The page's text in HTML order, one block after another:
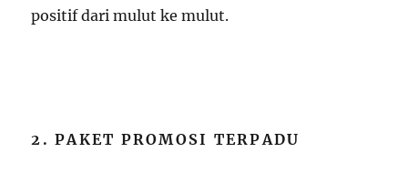
positif dari mulut ke mulut.
2. PAKET PROMOSI TERPADU